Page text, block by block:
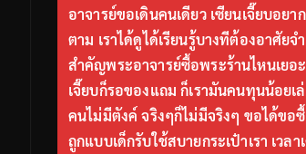
อาจารย์ขอเดินคนเดียว เซียนเจี๊ยบอยา
ตาม เราได้ดูได้เรียนรู้บางทีต้องอาศัยจ
สำคัญพระอาจารย์ซื้อพระร้านไหนเยอ
เจี๊ยบก็รอของแถม ก็เรามันคนทุนน้อยเ
คนไม่มีตังค์ จริงๆก็ไม่มีจริงๆ ขอได้ขอ
ถูกแบบเด็กรับใช้สบายกระเป๋าเรา เวลา